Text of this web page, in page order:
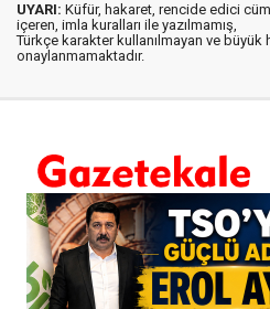
UYARI: Küfür, hakaret, rencide edici
içeren, imla kuralları ile yazılmamış,
Türkçe karakter kullanılmayan ve büyük
onaylanmamaktadır.